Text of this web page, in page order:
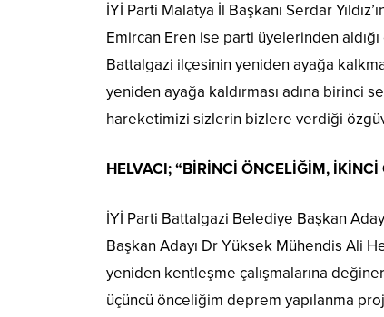
İYİ Parti Malatya İl Başkanı Serdar
Emircan Eren ise parti üyelerinden
Battalgazi ilçesinin yeniden ayağa
yeniden ayağa kaldırması adına birinci
hareketimizi sizlerin bizlere verdiği
HELVACI; “BİRİNCİ ÖNCELİĞİM,
İYİ Parti Battalgazi Belediye Başkan
Başkan Adayı Dr Yüksek Mühendis Ali
yeniden kentleşme çalışmalarına
üçüncü önceliğim deprem yapılanma